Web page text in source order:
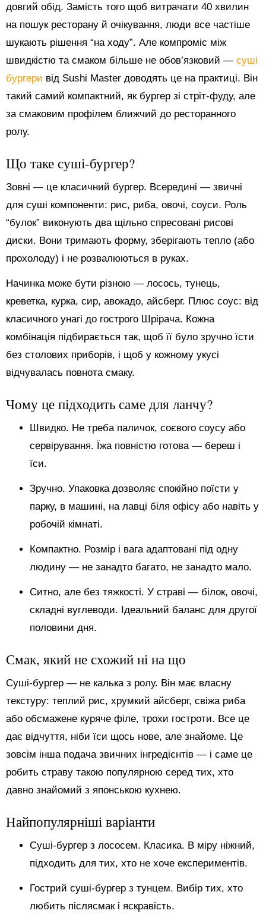
довгий обід. Замість того щоб витрачати 40 хвилин
на пошук ресторану й очікування, люди все частіше
шукають рішення “на ходу”. Але компроміс між
швидкістю та смаком більше не обов’язковий — суші
бургери від Sushi Master доводять це на практиці. Він
такий самий компактний, як бургер зі стріт-фуду, але
за смаковим профілем ближчий до ресторанного
ролу.
Що таке суші-бургер?
Зовні — це класичний бургер. Всередині — звичні
для суші компоненти: рис, риба, овочі, соуси. Роль
“булок” виконують два щільно спресовані рисові
диски. Вони тримають форму, зберігають тепло (або
прохолоду) і не розвалюються в руках.
Начинка може бути різною — лосось, тунець,
креветка, курка, сир, авокадо, айсберг. Плюс соус: від
класичного унагі до гострого Шрірача. Кожна
комбінація підбирається так, щоб її було зручно їсти
без столових приборів, і щоб у кожному укусі
відчувалась повнота смаку.
Чому це підходить саме для ланчу?
Швидко. Не треба паличок, соєвого соусу або
сервірування. Їжа повністю готова — береш і
їси.
Зручно. Упаковка дозволяє спокійно поїсти у
парку, в машині, на лавці біля офісу або навіть у
робочій кімнаті.
Компактно. Розмір і вага адаптовані під одну
людину — не занадто багато, не занадто мало.
Ситно, але без тяжкості. У страві — білок, овочі,
складні вуглеводи. Ідеальний баланс для другої
половини дня.
Смак, який не схожий ні на що
Суші-бургер — не калька з ролу. Він має власну
текстуру: теплий рис, хрумкий айсберг, свіжа риба
або обсмажене куряче філе, трохи гостроти. Все це
дає відчуття, ніби їси щось нове, але знайоме. Це
зовсім інша подача звичних інгредієнтів — і саме це
робить страву такою популярною серед тих, хто
давно знайомий з японською кухнею.
Найпопулярніші варіанти
Суші-бургер з лососем. Класика. В міру ніжний,
підходить для тих, хто не хоче експериментів.
Гострий суші-бургер з тунцем. Вибір тих, хто
любить післясмак і яскравість.